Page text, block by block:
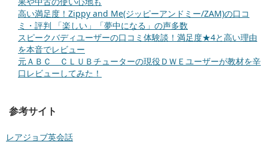
高い満足度！Zippy and Me(ジッピーアンドミー/ZAM)の口コ
ミ・評判 「楽しい」「夢中になる」の声多数
スピークバディユーザーの口コミ体験談！満足度★4と高い理由
を本音でレビュー
元ＡＢＣ ＣＬＵＢチューターの現役ＤＷＥユーザーが教材を辛
口レビューしてみた！
参考サイト
レアジョブ英会話